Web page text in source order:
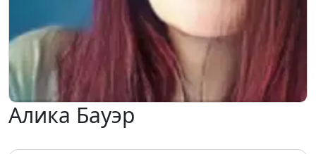
Алика Бауэр